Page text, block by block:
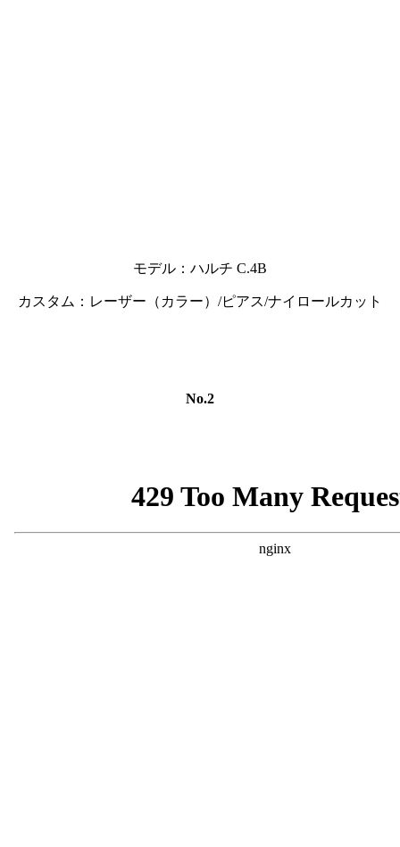
モデル：ハルチ C.4B
カスタム：レーザー（カラー）/ピアス/ナイロールカット
No.2